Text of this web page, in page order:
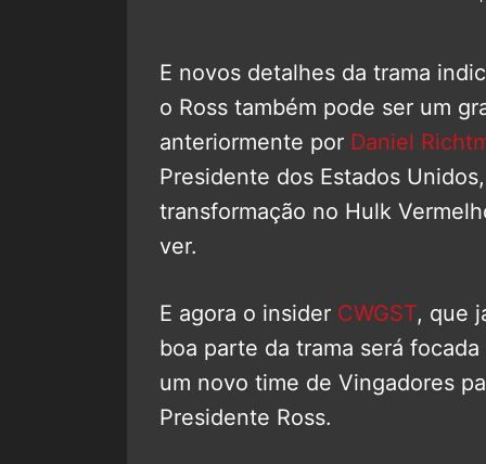
E novos detalhes da trama
o Ross também pode ser um
anteriormente por Daniel
Presidente dos Estados
transformação no Hulk
ver.
E agora o insider CWGST, que
boa parte da trama será
um novo time de Vingadores
Presidente Ross.